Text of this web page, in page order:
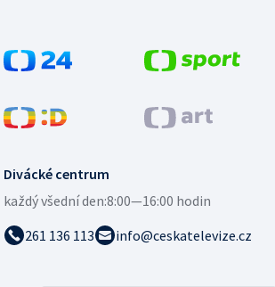
Divácké centrum
každý všední den:8:00—16:00 hodin
261 136 113
info@ceskatelevize.cz